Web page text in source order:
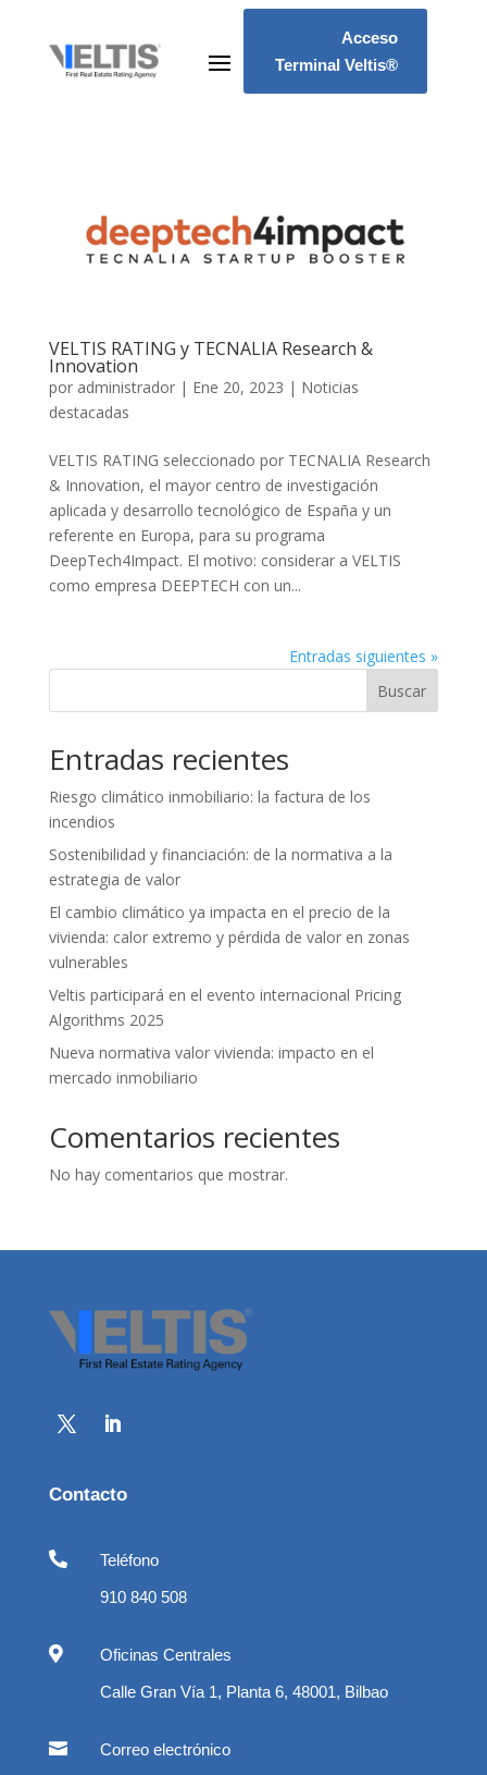
Acceso
Terminal Veltis®
VELTIS RATING y TECNALIA Research &
Innovation
por administrador| Ene 20, 2023 | Noticias
destacadas
VELTIS RATING seleccionado por TECNALIA Research
& Innovation, el mayor centro de investigación
aplicada y desarrollo tecnológico de España y un
referente en Europa, para su programa
DeepTech4Impact. El motivo: considerar a VELTIS
como empresa DEEPTECH con un...
Entradas siguientes »
Buscar
Entradas recientes
Riesgo climático inmobiliario: la factura de los
incendios
Sostenibilidad y financiación: de la normativa a la
estrategia de valor
El cambio climático ya impacta en el precio de la
vivienda: calor extremo y pérdida de valor en zonas
vulnerables
Veltis participará en el evento internacional Pricing
Algorithms 2025
Nueva normativa valor vivienda: impacto en el
mercado inmobiliario
Comentarios recientes
No hay comentarios que mostrar.
Contacto

Teléfono
910 840 508

Oficinas Centrales
Calle Gran Vía 1, Planta 6, 48001, Bilbao

Correo electrónico